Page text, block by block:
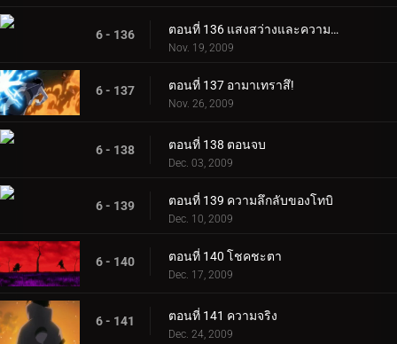
6 - 136 ตอนที่ 136 แสงสว่างและความมืดของเนตรวงแหวนมังเงเคียว
Nov. 19, 2009
6 - 137 ตอนที่ 137 อามาเทราสึ!
Nov. 26, 2009
6 - 138 ตอนที่ 138 ตอนจบ
Dec. 03, 2009
6 - 139 ตอนที่ 139 ความลึกลับของโทบิ
Dec. 10, 2009
6 - 140 ตอนที่ 140 โชคชะตา
Dec. 17, 2009
6 - 141 ตอนที่ 141 ความจริง
Dec. 24, 2009